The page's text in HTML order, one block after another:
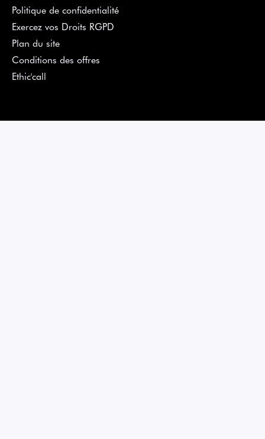
Politique de confidentialité
Exercez vos Droits RGPD
Plan du site
Conditions des offres
Ethic'call